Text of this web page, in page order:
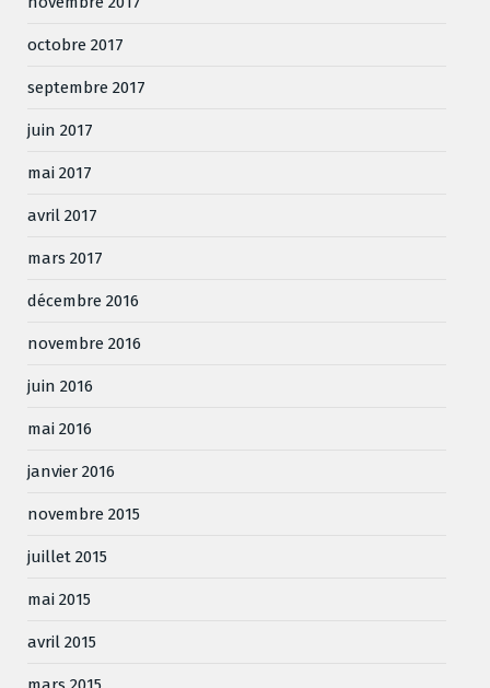
octobre 2017
septembre 2017
juin 2017
mai 2017
avril 2017
mars 2017
décembre 2016
novembre 2016
juin 2016
mai 2016
janvier 2016
novembre 2015
juillet 2015
mai 2015
avril 2015